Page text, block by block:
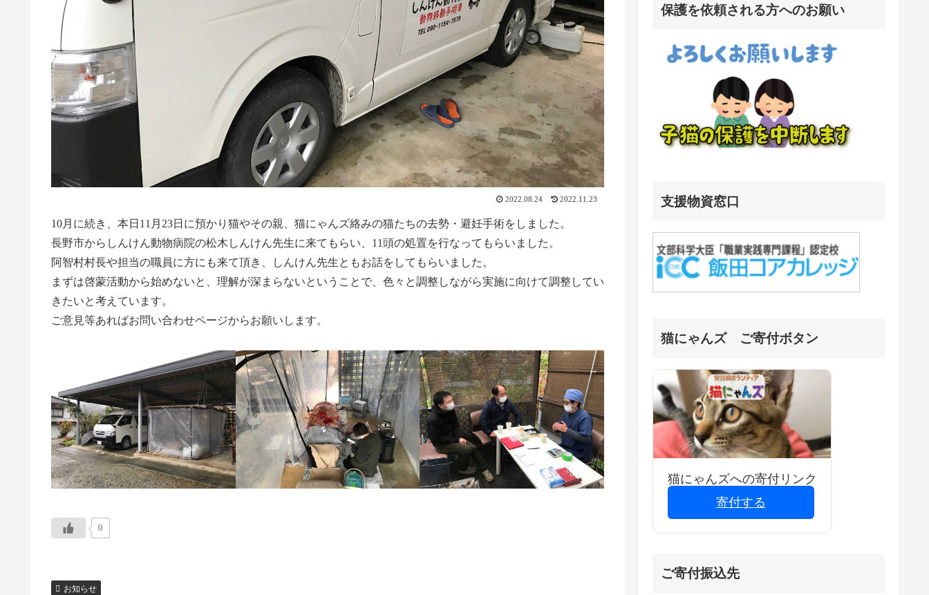
2022.08.24 2022.11.23
10月に続き、本日11月23日に預かり猫やその親、猫にゃんズ絡みの猫たちの去勢・避妊手術をしました。
長野市からしんけん動物病院の松木しんけん先生に来てもらい、11頭の処置を行なってもらいました。
阿智村村長や担当の職員に方にも来て頂き、しんけん先生ともお話をしてもらいました。
まずは啓蒙活動から始めないと、理解が深まらないということで、色々と調整しながら実施に向けて調整してい
きたいと考えています。
ご意見等あればお問い合わせページからお願いします。
0
お知らせ
保護を依頼される方へのお願い
支援物資窓口
猫にゃんズ ご寄付ボタン
猫にゃんズへの寄付リンク
寄付する
ご寄付振込先